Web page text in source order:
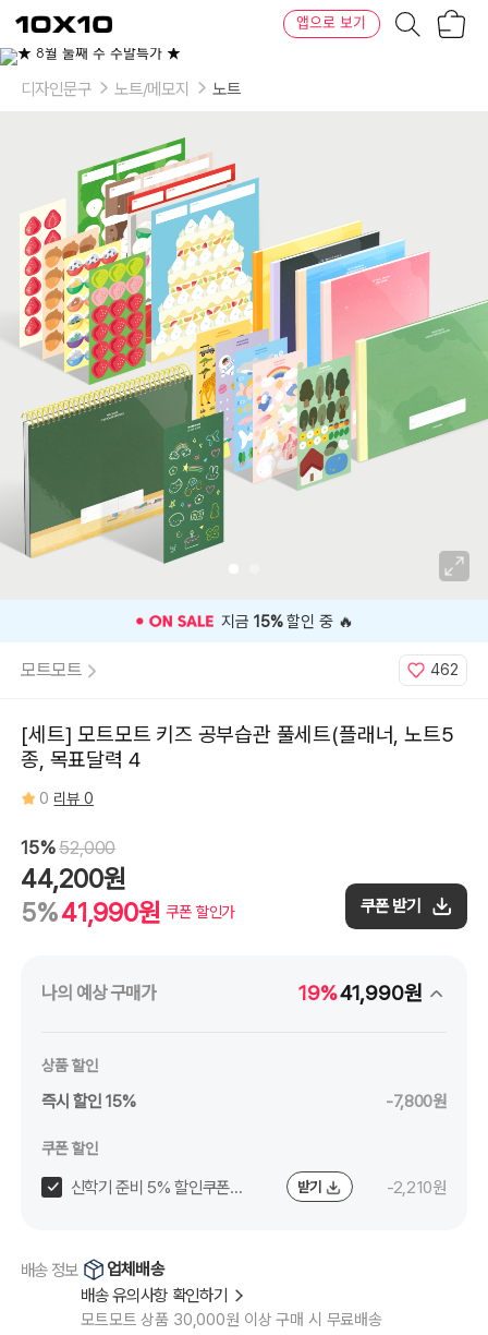
텐
바
텐
앱으로 보기
이
상
디자인문구 노트/메모지 노트
🎉 오늘 구매 찬스OPEN🎉
모트모트 462
[세트] 모트모트 키즈 공부습관 풀세트(플래너, 노트5
종, 목표달력 4
0 리뷰 0
15%52,000
44,200원
5%41,990원 쿠폰 할인가 쿠폰 받기
나의 예상 구매가 19%41,990원
상품 할인
즉시 할인 15% -7,800원
쿠폰 할인
신학기 준비 5% 할인쿠폰
받기 -2,210원
배송 정보
업체배송
배송 유의사항 확인하기
모트모트 상품 30,000원 이상 구매 시 무료배송